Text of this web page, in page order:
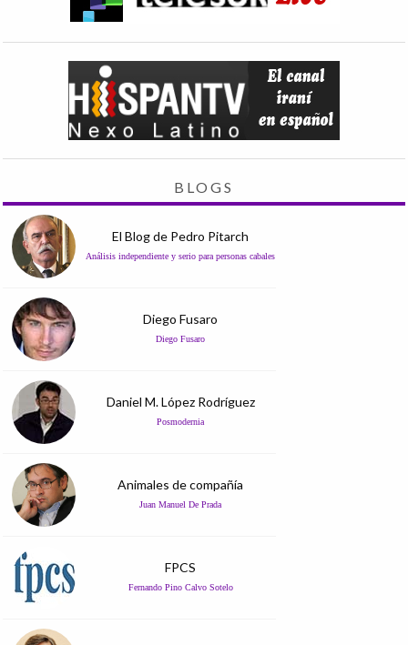
BLOGS
El Blog de Pedro Pitarch
Análisis independiente y serio para personas cabales
Diego Fusaro
Diego Fusaro
Daniel M. López Rodríguez
Posmodernia
Animales de compañía
Juan Manuel De Prada
FPCS
Fernando Pino Calvo Sotelo